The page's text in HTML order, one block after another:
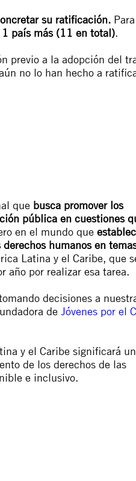
su ratificación.
1 país más (11 en total).
previo a la adopción del
no lo han hecho a
que busca promover los
pública en cuestiones
en el mundo que
humanos en
Latina y el Caribe, que
año por realizar esa tarea.
decisiones a
de Jóvenes por el
y el Caribe significará
de los derechos de las
e inclusivo.